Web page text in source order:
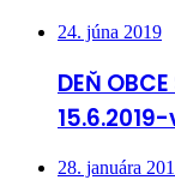
24. júna 2019
DEŇ
28. januára